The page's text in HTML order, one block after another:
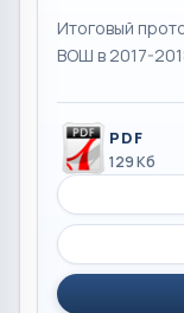
Итоговый
ВОШ в 2017-
PDF
129 Кб